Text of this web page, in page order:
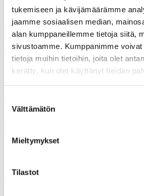
tukemiseen ja kävijämäärämme
jaamme sosiaalisen median,
alan kumppaneillemme tietoja siitä,
sivustoamme. Kumppanimme
tietoja muihin tietoihin, joita olet
kerätty, kun olet käyttänyt heidän
valinta
Välttämätön
Mieltymykset
Tilastot
29.09.2009
Uutiset
J-P Alanen: Helsingin metropoli
Uutiset